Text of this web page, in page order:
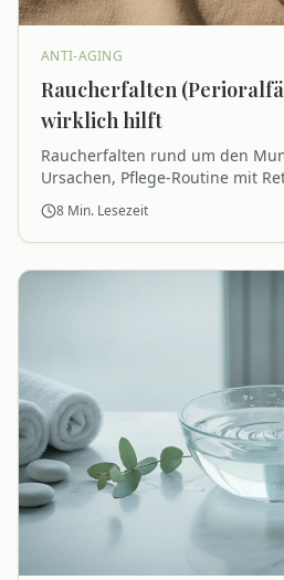
ANTI-AGING
Raucherfalten
wirklich hilft
Raucherfalten rund um den
Ursachen, Pflege-Routine mit
sinnvolle Studio-Treatments im
8 Min. Lesezeit